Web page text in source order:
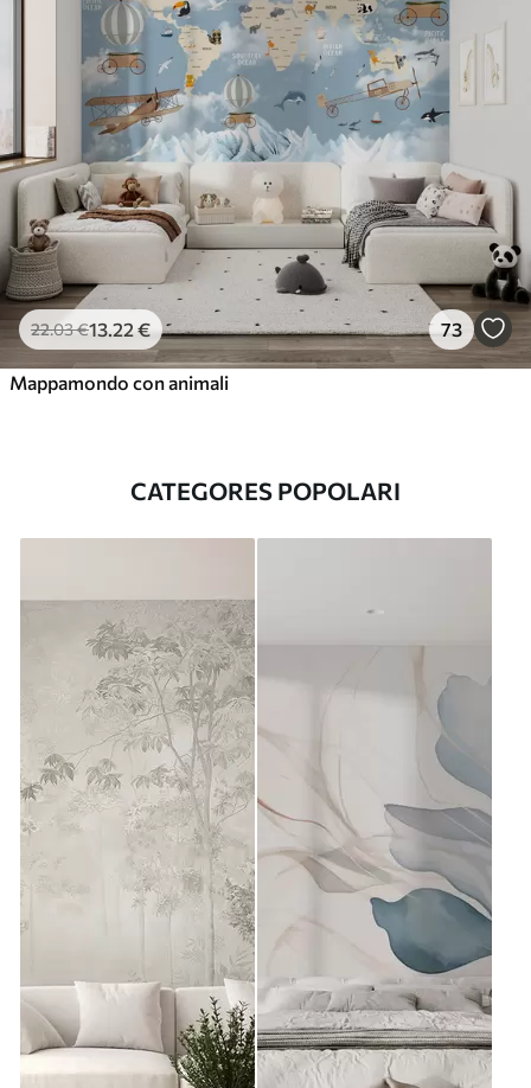
22.03€13.22 € 73
Mappamondo con animali
CATEGORES POPOLARI